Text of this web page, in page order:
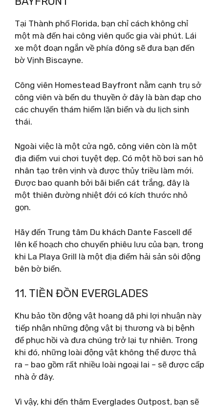
Tại Thành phố Florida, bạn chỉ cách không chỉ
một mà đến hai công viên quốc gia vài phút. Lái
xe một đoạn ngắn về phía đông sẽ đưa bạn đến
bờ Vịnh Biscayne.
Công viên Homestead Bayfront nằm cạnh trụ sở
công viên và bến du thuyền ở đây là bàn đạp cho
các chuyến thám hiểm lặn biển và du lịch sinh
thái.
Ngoài việc là một cửa ngõ, công viên còn là một
địa điểm vui chơi tuyệt đẹp. Có một hồ bơi san hô
nhân tạo trên vịnh và được thủy triều làm mới.
Được bao quanh bởi bãi biển cát trắng, đây là
một thiên đường nhiệt đới có kích thước nhỏ
gọn.
Hãy đến Trung tâm Du khách Dante Fascell để
lên kế hoạch cho chuyến phiêu lưu của bạn, trong
khi La Playa Grill là một địa điểm hải sản sôi động
bên bờ biển.
11. TIỀN ĐỒN EVERGLADES
Khu bảo tồn động vật hoang dã phi lợi nhuận này
tiếp nhận những động vật bị thương và bị bệnh
để phục hồi và đưa chúng trở lại tự nhiên. Trong
khi đó, những loài động vật không thể được thả
ra – bao gồm rất nhiều loài ngoại lai – sẽ được cấp
nhà ở đây.
Vì vậy, khi đến thăm Everglades Outpost, bạn sẽ